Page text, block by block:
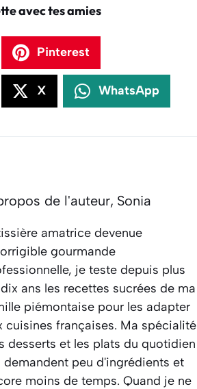
avec tes amies
Pinterest
X WhatsApp
de l'auteur, Sonia
amatrice devenue
gourmande
je teste depuis plus
ans les recettes sucrées de ma
piémontaise pour les adapter
cuisines françaises. Ma spécialité
desserts et les plats du quotidien
demandent peu d'ingrédients et
moins de temps. Quand je ne